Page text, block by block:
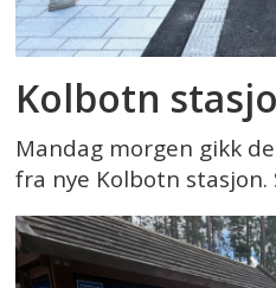
Kolbotn
Mandag morgen gikk
fra nye Kolbotn stasjon.